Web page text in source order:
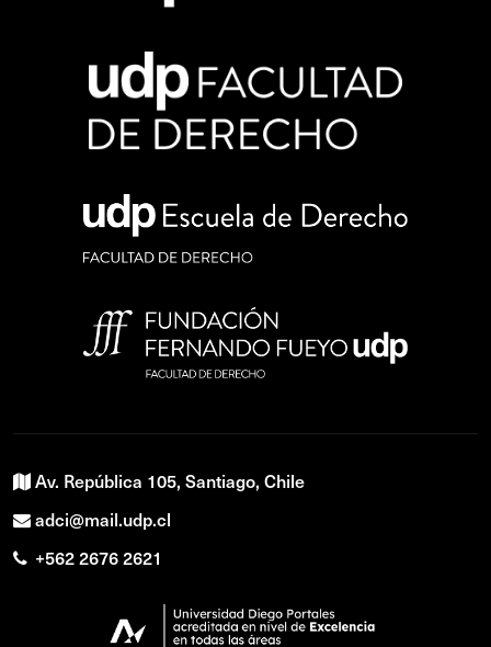
Av. República 105, Santiago, Chile
adci@mail.udp.cl
+562 2676 2621